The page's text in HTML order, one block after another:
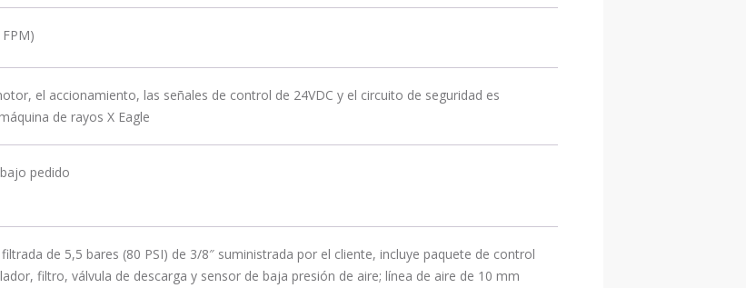
el accionamiento, las señales de control de 24VDC y el circuito de seguridad es
de rayos X Eagle
pedido
de 5,5 bares (80 PSI) de 3/8″ suministrada por el cliente, incluye paquete de control
filtro, válvula de descarga y sensor de baja presión de aire; línea de aire de 10 mm